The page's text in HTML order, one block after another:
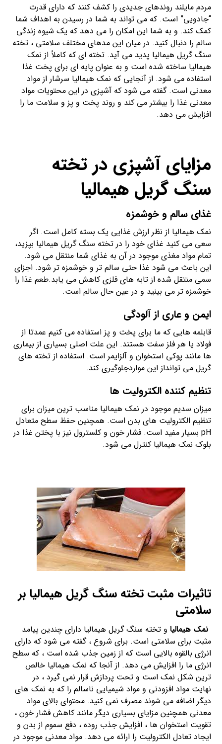
مردم مایلند روندهای جدیدی را کشف کنند که دارای قدرت
“جادویی” است. که می تواند به شما در رسیدن به اهداف شما
کمک کند. و به شما این امکان را می دهد که یک شیوه زندگی
سالم را دنبال کنید. در میان این مدهای مختلف سلامتی ، تخته
سنگ گریل هیمالیا پدید می آید. تخته ای که کاملاً از نمک
هیمالیا ساخته شده است و به عنوان پایه ای برای پخت غذا
استفاده می شود. از آنجایی که نمک هیمالیا سرشار از مواد
معدنی است. گفته می شود که آشپزی در این محتویات مواد
معدنی غذا را بیشتر می کند و روند پخت و پز و سلامت ما را
افزایش می دهد.
مزایای آشپزی در تخته
سنگ گریل هیمالیا
غذای سالم و خوشمزه
نمک هیمالیا از نظر ارزش غذایی یک بسته کامل است. اگر
سعی می کنید غذای خود را در تخته سنگ گریل هیمالیا بپزید،
تمام مواد مغذی موجود در آن به غذای شما منتقل می شود.
این باعث می شود غذا حتی سالم تر و خوشمزه تر شود. اجزای
سمی منتقل شده از تابه های فلزی کاهش می یابد.طعم غذا را
خوشمزه تر می بینید و در عین حال سالم است.
ایمن و عاری از آلودگی
قابلمه هایی که ما برای پخت و پز استفاده می کنیم عمدتا از
فولاد یا هر فلز سفت هستند. این علت اصلی بسیاری از بیماری
ها مانند پوکی استخوان و آلزایمر است. استفاده از تخته های
گریل می توانداز این مواردجلوگیری کند.
تنظیم کننده الکترولیت ها
میزان سدیم موجود در نمک هیمالیا مناسب ترین میزان برای
تنظیم الکترولیت های بدن است. همچنین حفظ سطح متعادل
pH بسیار مفید است. فشار خون و کلسترول نیز با پختن غذا در
بلوک نمک هیمالیا کنترل می شود.
تاثیرات مثبت تخته سنگ گریل هیمالیا بر
سلامتی
نمک هیمالیا و تخته سنگ گریل هیمالیا دارای چندین پیامد
مثبت برای سلامتی است. برای شروع ، گفته می شود که دارای
انرژی بالقوه بالایی است که از زمین جذب شده است ، که سطح
انرژی ما را افزایش می دهد. از آنجا که نمک هیمالیا خالص
ترین شکل نمک است و تحت پردازش قرار نمی گیرد ، در
نهایت مواد افزودنی و مواد شیمیایی ناسالم را که به نمک های
دیگر اضافه می شوند مصرف نمی کنید. محتوای بالای مواد
معدنی همچنین مزایای بسیاری دیگر مانند کاهش فشار خون ،
تقویت استخوان ها ، افزایش جذب روده ، دفع سموم از بدن و
ایجاد تعادل الکترولیت را ارائه می دهد. مواد معدنی موجود در